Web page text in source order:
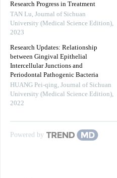
Research Progress in Treatment
TAN Lu, Journal of Sichuan
University (Medical Science Edition),
2023
Research Updates: Relationship
between Gingival Epithelial
Intercellular Junctions and
Periodontal Pathogenic Bacteria
HUANG Pei-qing, Journal of Sichuan
University (Medical Science Edition),
2022
Powered by